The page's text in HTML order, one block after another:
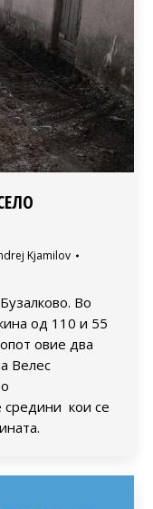
Kjamilov
Во
од 110 и 55
овие два
Велес
средини кои се